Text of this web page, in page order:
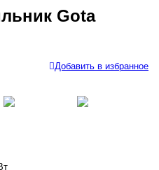
Gota
Добавить в избранное